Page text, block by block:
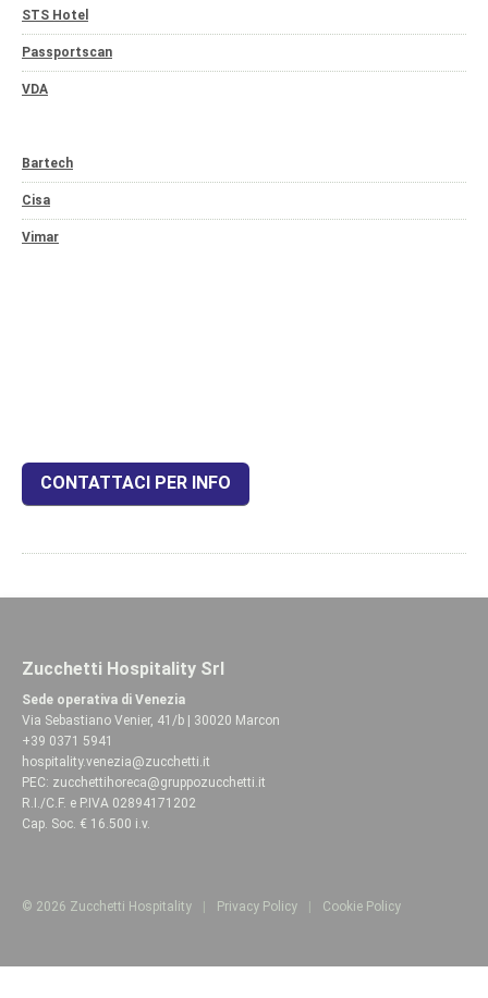
STS Hotel
Passportscan
VDA
Bartech
Cisa
Vimar
CONTATTACI PER INFO
Zucchetti Hospitality Srl
Sede operativa di Venezia
Via Sebastiano Venier, 41/b | 30020 Marcon
+39 0371 5941
hospitality.venezia@zucchetti.it
PEC: zucchettihoreca@gruppozucchetti.it
R.I./C.F. e P.IVA 02894171202
Cap. Soc. € 16.500 i.v.
© 2026 Zucchetti Hospitality Privacy Policy Cookie Policy